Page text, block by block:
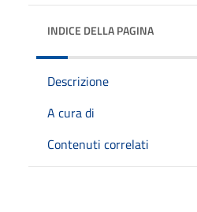
INDICE DELLA PAGINA
Descrizione
A cura di
Contenuti correlati